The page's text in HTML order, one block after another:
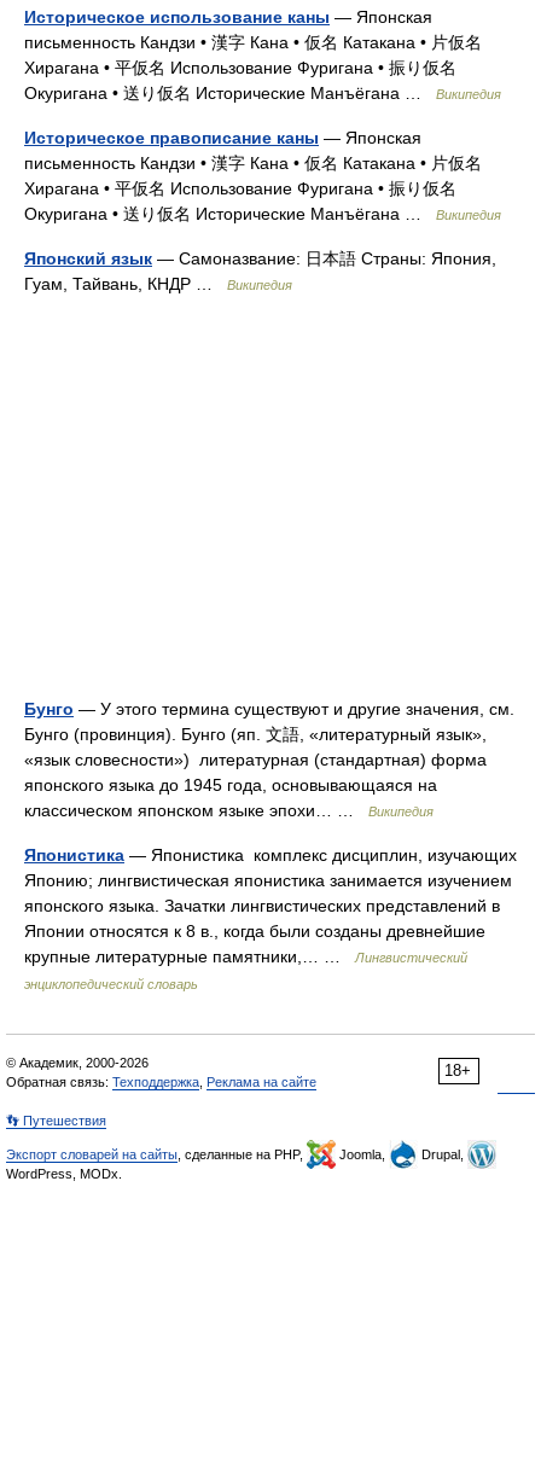
Историческое использование каны — Японская
письменность Кандзи • 漢字 Кана • 仮名 Катакана • 片仮名
Хирагана • 平仮名 Использование Фуригана • 振り仮名
Окуригана • 送り仮名 Исторические Манъёгана …
Википедия
Историческое правописание каны — Японская
письменность Кандзи • 漢字 Кана • 仮名 Катакана • 片仮名
Хирагана • 平仮名 Использование Фуригана • 振り仮名
Окуригана • 送り仮名 Исторические Манъёгана …
Википедия
Японский язык — Самоназвание: 日本語 Страны: Япония,
Гуам, Тайвань, КНДР …
Википедия
Бунго — У этого термина существуют и другие значения, см.
Бунго (провинция). Бунго (яп. 文語, «литературный язык»,
«язык словесности») литературная (стандартная) форма
японского языка до 1945 года, основывающаяся на
классическом японском языке эпохи… …
Википедия
Японистика — Японистика комплекс дисциплин, изучающих
Японию; лингвистическая японистика занимается изучением
японского языка. Зачатки лингвистических представлений в
Японии относятся к 8 в., когда были созданы древнейшие
крупные литературные памятники,… …
Лингвистический
энциклопедический словарь
18+
© Академик, 2000-2026
Обратная связь: Техподдержка Реклама на сайте
👣 Путешествия
Экспорт словарей на сайты , сделанные на PHP, Joomla,
Drupal,
WordPress, MODx.